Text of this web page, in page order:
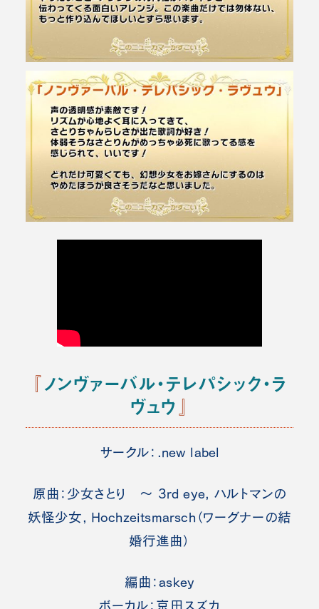
『ノンヴァーバル・テレパシック・ラ
ヴュウ 』
サークル：.new label
原曲：少女さとり ～ 3rd eye, ハルトマンの
妖怪少女, Hochzeitsmarsch（ワーグナーの結
婚行進曲）
編曲：askey
ボーカル：京田スズカ